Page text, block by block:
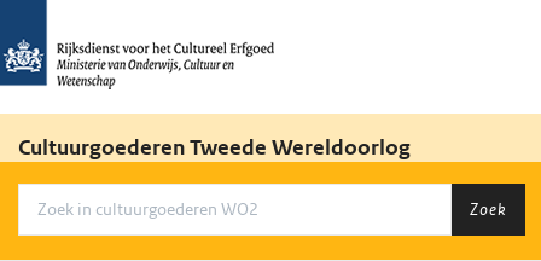
Cultuurgoederen Tweede Wereldoorlog
Zoek